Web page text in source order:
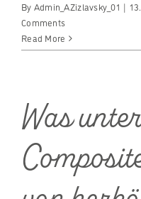
By Admin_AZizlavsky_01 |
Comments
Read More
Was